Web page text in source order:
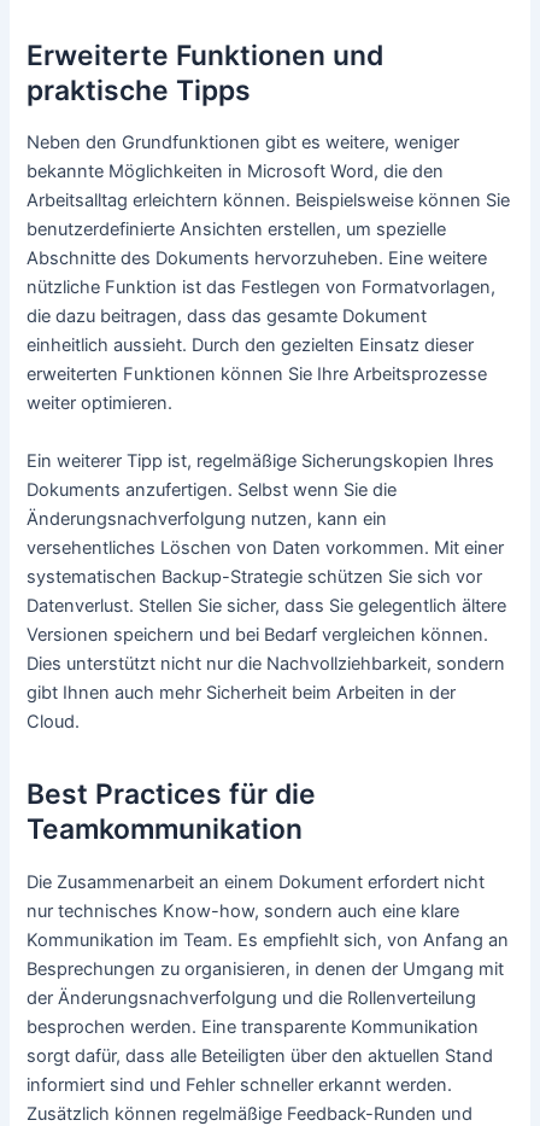
Erweiterte Funktionen und
praktische Tipps
Neben den Grundfunktionen gibt es weitere, weniger
bekannte Möglichkeiten in Microsoft Word, die den
Arbeitsalltag erleichtern können. Beispielsweise können Sie
benutzerdefinierte Ansichten erstellen, um spezielle
Abschnitte des Dokuments hervorzuheben. Eine weitere
nützliche Funktion ist das Festlegen von Formatvorlagen,
die dazu beitragen, dass das gesamte Dokument
einheitlich aussieht. Durch den gezielten Einsatz dieser
erweiterten Funktionen können Sie Ihre Arbeitsprozesse
weiter optimieren.
Ein weiterer Tipp ist, regelmäßige Sicherungskopien Ihres
Dokuments anzufertigen. Selbst wenn Sie die
Änderungsnachverfolgung nutzen, kann ein
versehentliches Löschen von Daten vorkommen. Mit einer
systematischen Backup-Strategie schützen Sie sich vor
Datenverlust. Stellen Sie sicher, dass Sie gelegentlich ältere
Versionen speichern und bei Bedarf vergleichen können.
Dies unterstützt nicht nur die Nachvollziehbarkeit, sondern
gibt Ihnen auch mehr Sicherheit beim Arbeiten in der
Cloud.
Best Practices für die
Teamkommunikation
Die Zusammenarbeit an einem Dokument erfordert nicht
nur technisches Know-how, sondern auch eine klare
Kommunikation im Team. Es empfiehlt sich, von Anfang an
Besprechungen zu organisieren, in denen der Umgang mit
der Änderungsnachverfolgung und die Rollenverteilung
besprochen werden. Eine transparente Kommunikation
sorgt dafür, dass alle Beteiligten über den aktuellen Stand
informiert sind und Fehler schneller erkannt werden.
Zusätzlich können regelmäßige Feedback-Runden und